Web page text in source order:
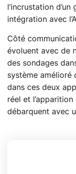
l’incrustation
intégration avec
Côté
évoluent avec de
des sondages
système amélioré
dans ces deux
réel et
débarquent avec